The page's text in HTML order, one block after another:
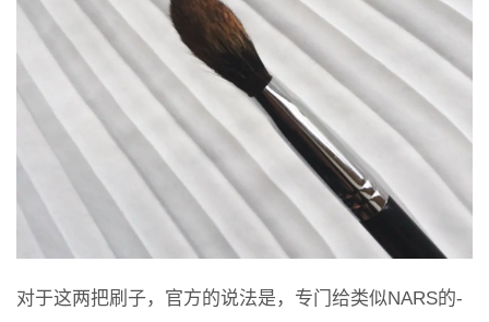
对于这两把刷子，官方的说法是，专门给类似NARS的-